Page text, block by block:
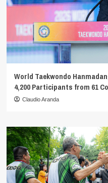
World Taekwondo
4,200 Participants from 61
Claudio Aranda